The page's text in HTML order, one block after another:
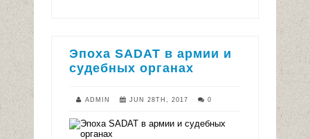
Эпоха SADAT в армии и
судебных органах
ADMIN JUN 28TH, 2017 0